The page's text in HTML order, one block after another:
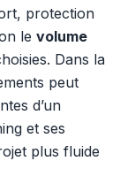
protection
le volume
Dans la
peut
d’un
et ses
plus fluide